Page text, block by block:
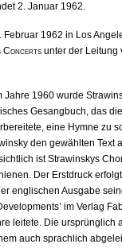
2. Januar 1962.
Februar 1962 in Los
Concerts unter der Leitung
Jahre 1960 wurde
Gesangbuch, das die
eine Hymne zu
den gewählten Text
ist Strawinskys
Der Erstdruck
englischen Ausgabe
im Verlag
leitete. Die ursprünglich
auch sprachlich